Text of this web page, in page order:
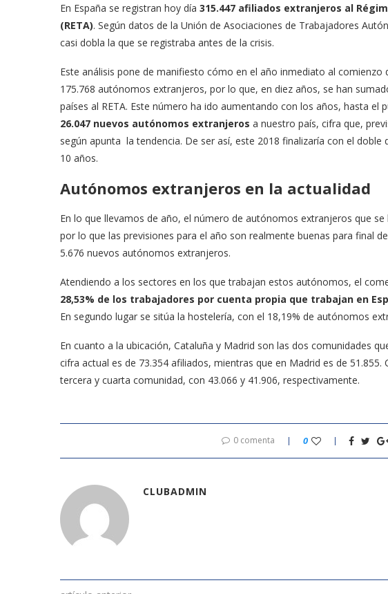
En España se registran hoy día 315.447 afiliados extranjeros al
(RETA). Según datos de la Unión de Asociaciones de Trabajadores
casi dobla la que se registraba antes de la crisis.
Este análisis pone de manifiesto cómo en el año inmediato al comienzo
175.768 autónomos extranjeros, por lo que, en diez años, se han
países al RETA. Este número ha ido aumentando con los años, hasta el
26.047 nuevos autónomos extranjeros a nuestro país, cifra que,
según apunta la tendencia. De ser así, este 2018 finalizaría con el
10 años.
Autónomos extranjeros en la actualidad
En lo que llevamos de año, el número de autónomos extranjeros que se
por lo que las previsiones para el año son realmente buenas para final
5.676 nuevos autónomos extranjeros.
Atendiendo a los sectores en los que trabajan estos autónomos, el
28,53% de los trabajadores por cuenta propia que trabajan en
En segundo lugar se sitúa la hostelería, con el 18,19% de autónomos
En cuanto a la ubicación, Cataluña y Madrid son las dos comunidades
cifra actual es de 73.354 afiliados, mientras que en Madrid es de 51.855.
tercera y cuarta comunidad, con 43.066 y 41.906, respectivamente.
0 comenta 0
CLUBADMIN